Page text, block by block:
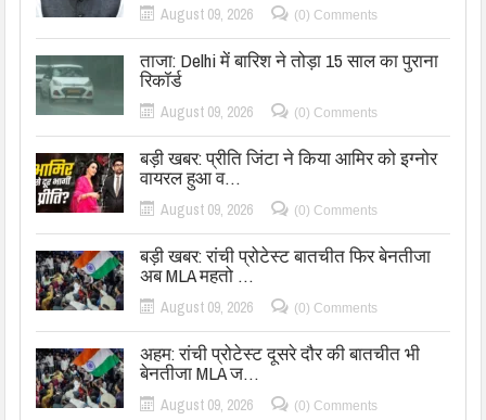
August 09, 2026 (0) Comments
ताजा: Delhi में बारिश ने तोड़ा 15 साल का पुराना
रिकॉर्ड
August 09, 2026 (0) Comments
बड़ी खबर: प्रीति जिंटा ने किया आमिर को इग्नोर
वायरल हुआ व…
August 09, 2026 (0) Comments
बड़ी खबर: रांची प्रोटेस्ट बातचीत फिर बेनतीजा
अब MLA महतो …
August 09, 2026 (0) Comments
अहम: रांची प्रोटेस्ट दूसरे दौर की बातचीत भी
बेनतीजा MLA ज…
August 09, 2026 (0) Comments